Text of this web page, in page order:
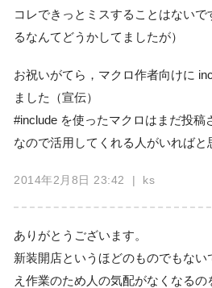
コレできっとミスすることはない
るなんてどうかしてましたが）
お祝いがてら，マクロ作者向けに
ました（宣伝）
#include を使ったマクロはまだ投稿
なので活用してくれる人がいればと
2014年2月8日 23:42 | ks
ありがとうございます。
新装開店というほどのものでもな
え作業のため人の気配がなくなる